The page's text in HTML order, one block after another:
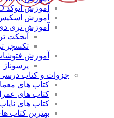
آموزش اتوکد Auto CAD
آموزش
آموزش تری
آبجکت
تکسچر
آموزش
پرسوناژ
جزوات و کتاب
کتاب های
کتاب های
کتاب های
بهترین کتاب